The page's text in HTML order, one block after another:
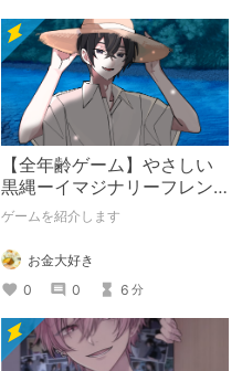
【全年齢ゲーム】やさしい
黒縄ーイマジナリーフレン
ドの「彼」と過ごすおぼん
ゲームを紹介します
お金大好き
0
0 6 分